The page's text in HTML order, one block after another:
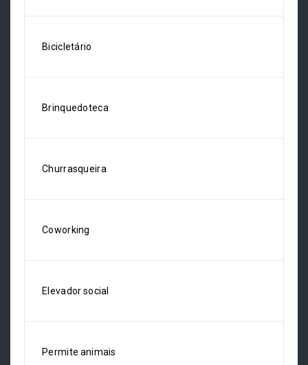
Bicicletário
Brinquedoteca
Churrasqueira
Coworking
Elevador social
Permite animais